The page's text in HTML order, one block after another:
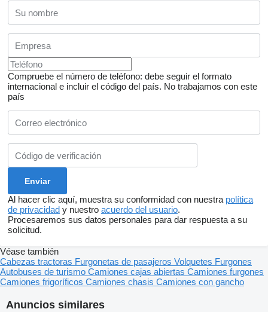
Compruebe el número de teléfono: debe seguir el formato
internacional e incluir el código del país. No trabajamos con este
país
Al hacer clic aquí, muestra su conformidad con nuestra política
de privacidad y nuestro acuerdo del usuario.
Procesaremos sus datos personales para dar respuesta a su
solicitud.
Anuncios similares
Véase también
Cabezas tractoras Furgonetas de pasajeros Volquetes Furgones
Autobuses de turismo Camiones cajas abiertas Camiones furgones
Camiones frigoríficos Camiones chasis Camiones con gancho